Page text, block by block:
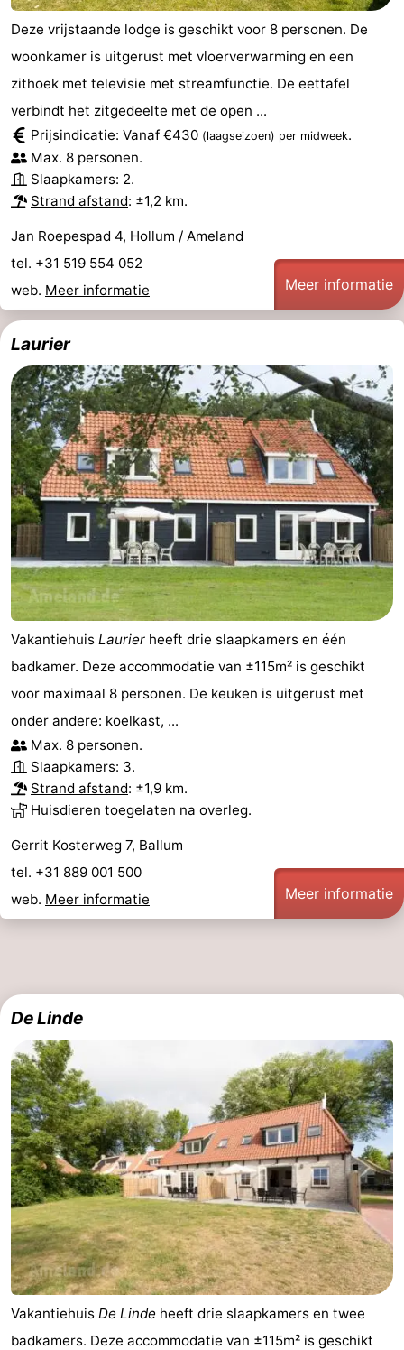
Deze vrijstaande lodge is geschikt voor 8 personen. De
woonkamer is uitgerust met vloerverwarming en een
zithoek met televisie met streamfunctie. De eettafel
verbindt het zitgedeelte met de open ...
Prijsindicatie: Vanaf €430 (laagseizoen) per midweek.
Max. 8 personen.
Slaapkamers: 2.
Strand afstand: ±1,2 km.
Jan Roepespad 4, Hollum / Ameland
tel. +31 519 554 052
web. Meer informatie Meer informatie
Laurier
Vakantiehuis Laurier heeft drie slaapkamers en één
badkamer. Deze accommodatie van ±115m² is geschikt
voor maximaal 8 personen. De keuken is uitgerust met
onder andere: koelkast, ...
Max. 8 personen.
Slaapkamers: 3.
Strand afstand: ±1,9 km.
Huisdieren toegelaten na overleg.
Gerrit Kosterweg 7, Ballum
tel. +31 889 001 500
web. Meer informatie Meer informatie
De Linde
Vakantiehuis De Linde heeft drie slaapkamers en twee
badkamers. Deze accommodatie van ±115m² is geschikt